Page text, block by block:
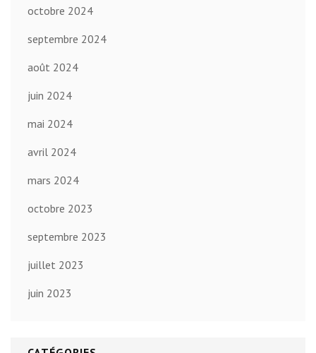
octobre 2024
septembre 2024
août 2024
juin 2024
mai 2024
avril 2024
mars 2024
octobre 2023
septembre 2023
juillet 2023
juin 2023